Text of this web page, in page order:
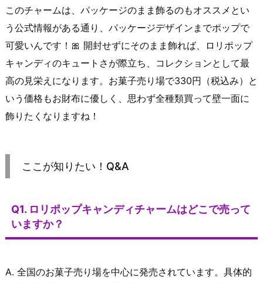
このチャームは、パッケージのまま飾るのもオススメとい
う公式情報がある通り、パッケージデザインまでポップで
可愛いんです！🎀 開封せずにそのまま飾れば、ロリポップ
キャンディのキュートさが際立ち、コレクションとして最
高の見栄えになります。お菓子売り場で330円（税込み）と
いう価格もお財布に優しく、思わず全種類買って壁一面に
飾りたくなりますね！
ここが知りたい！Q&A
Q1. ロリポップキャンディチャームはどこで売って
いますか？
A. 全国のお菓子売り場を中心に発売されています。具体的